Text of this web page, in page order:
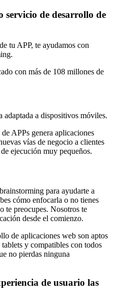
servicio de desarrollo de
tu APP, te ayudamos con
con más de 108 millones de
adaptada a dispositivos móviles.
APPs genera aplicaciones
vías de negocio a clientes
ejecución muy pequeños.
para ayudarte a
cómo enfocarla o no tienes
te preocupes. Nosotros te
desde el comienzo.
de aplicaciones web son aptos
y compatibles con todos
no pierdas ninguna
de usuario las